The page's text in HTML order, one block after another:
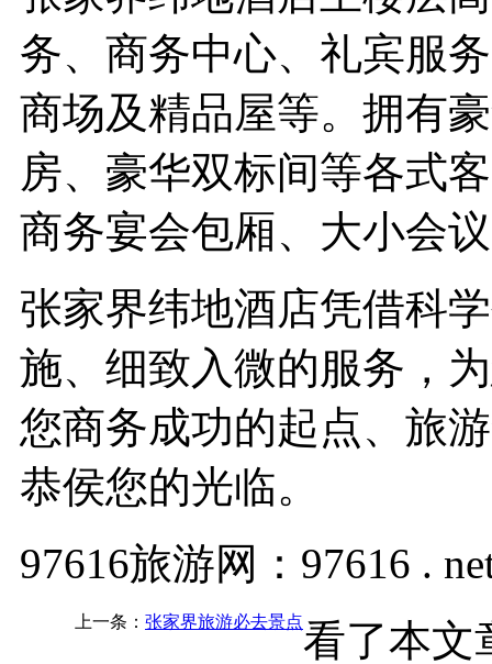
务、商务中心、礼宾服
商场及精品屋等。拥有
房、豪华双标间等各式
商务宴会包厢、大小
张家界纬地酒店凭借科
施、细致入微的服务，
您商务成功的起点、旅
恭侯您的光临。
97616旅游网：97616 .
上一条： 张家界旅游必去景点看了本文